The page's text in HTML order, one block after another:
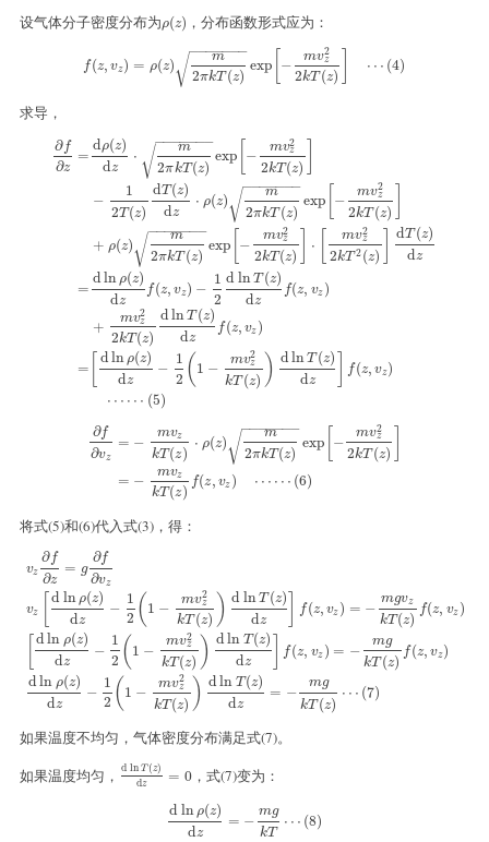
设气体分子密度分布为ρ(z)
ρ(z) ，分布函数形式应为：
f(z, vz ) = ρ(z)
m
2πkT (z)
− −
−−−−−
√ exp −
mv2
z
2kT(z)
⋯ (4)
f(z, vz) =ρ(z ) m2πkT(z)exp[− mvz22kT(z 4 )
求导，
∂f
∂z
=
=
=
dρ(z)
dz
⋅
m
2πkT(z)
− −
−−−−−
√ exp −
mv2
z
2kT(z)
−
1
2T(z)
dT(z)
dz
⋅ ρ(z)
m
2πkT(z)
− −
−−−−−
√ exp −
mv2
z
2kT(z)
+ ρ(z)
m
2πkT(z)
− −
−−−−−
√ exp −
mv2
z
2kT (z)
⋅
mv2
z
2kT 2(z)
dT (z)
dz
dln ρ(z)
dz
f(z, vz ) −
1
2
dlnT(z)
dz
f(z, vz )
+
mv2
z
2kT (z)
dlnT(z)
dz
f(z, vz )
dln ρ(z)
dz
−
1
2 ( 1 −
mv2
z
kT(z) ) dlnT(z)
dz
f(z, vz )
⋯ ⋯ (5)
ρ(z)d z⋅m2 [− m vz22kT
∂f
∂vz
=
=
−
mvz
kT (z)
⋅ ρ(z)
m
2πkT (z)
− −
−−−−−
√ exp −
mv2
z
2kT(z)
−
mvz
kT (z)
f(z, vz ) ⋯ ⋯ (6)
∂f∂vz zkT(z) 2πkT(z) exp vz 2kT( z)]=−
将式(5)和(6)代入式(3)，得：
vz
∂f
∂z
= g
∂f
∂vz
vz
dln ρ(z)
dz
−
1
2 ( 1 −
mv2
z
kT (z) ) dlnT(z)
dz
f(z, vz ) = −
mgvz
kT (z)
f(z, vz )
dln ρ(z)
dz
−
1
2 ( 1 −
mv2
z
kT(z) ) dln T(z)
dz
f(z, vz ) = −
mg
kT(z)
f(z, vz )
dln ρ(z)
dz
−
1
2 ( 1 −
mv2
z
kT(z) ) dln T(z)
dz
= −
mg
kT(z)
⋯ (7)
vz ∂f∂ g f v d lnρ − 12 ( 1−m vz2 kT( )) =− m
如果温度不均匀，气体密度分布满足式(7)。
如果温度均匀，
d ln T (z)
dz = 0
dlnT(z)d z= 0 ，式(7)变为：
dln ρ(z)
dz
= −
mg
kT
⋯ (8)
dlnρ(z)d z= −mgkT ⋯ ( 8)